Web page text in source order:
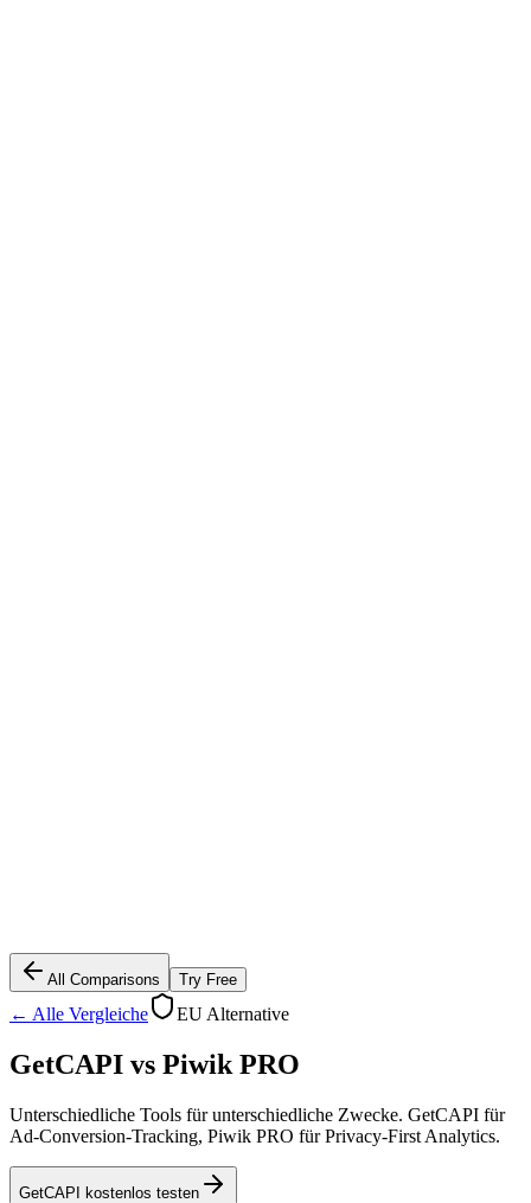
All Comparisons Try Free
← Alle Vergleiche EU Alternative
GetCAPI vs Piwik PRO
Unterschiedliche Tools für unterschiedliche Zwecke. GetCAPI für
Ad-Conversion-Tracking, Piwik PRO für Privacy-First Analytics.
GetCAPI kostenlos testen